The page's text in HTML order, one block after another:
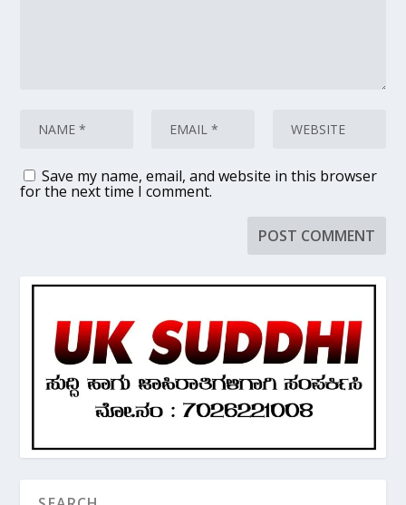
Save my name, email, and website in this browser
for the next time I comment.